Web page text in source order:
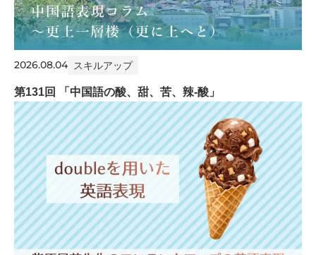
2026.08.04 スキルアップ
第131回 「中国語の酸、甜、苦、辣-酸」